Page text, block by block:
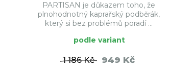
PARTISAN je důkazem toho, že
plnohodnotný kaprařský podběrák,
který si bez problémů poradí ...
podle variant
1 186 Kč 949 Kč